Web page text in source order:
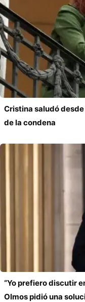
Cristina saludó desde
de la condena
“Yo prefiero discutir
Olmos pidió una